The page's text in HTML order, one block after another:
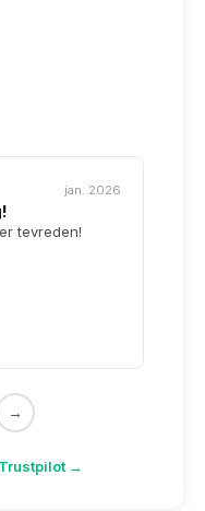
jan. 2026
tevreden!
→
→